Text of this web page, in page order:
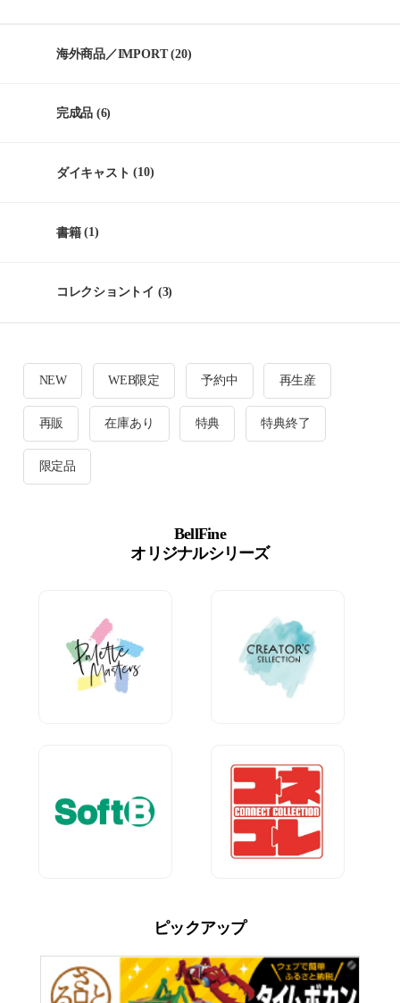
海外商品／IMPORT(20)
完成品 (6)
ダイキャスト (10)
書籍(1)
コレクショントイ (3)
NEW WEB限定 予約中 再生産
再販 在庫あり 特典 特典終了
限定品
BellFine
オリジナルシリーズ
ピックアップ